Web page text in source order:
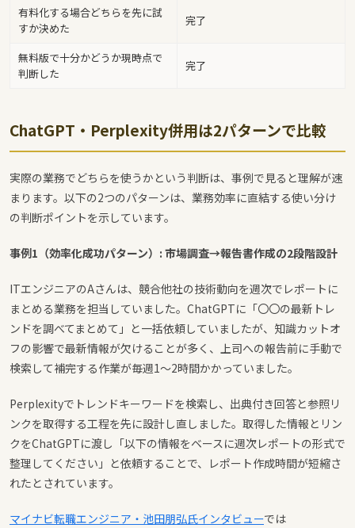
有料化する場合どちらを先に試
すか決めた
完了
無料版で十分かどうか現時点で
判断した
完了
ChatGPT・Perplexity併用は2パターンで比較
実際の業務でどちらを使うかという判断は、事例で見ると理解が速
まります。以下の2つのパターンは、業務効率に直結する使い分け
の判断ポイントを示しています。
事例1（効率化成功パターン）: 市場調査→報告書作成の2段階設計
ITエンジニアのAさんは、競合他社の技術動向を週次でレポートに
まとめる業務を担当していました。ChatGPTに「〇〇の最新トレ
ンドを調べてまとめて」と一括依頼していましたが、知識カットオ
フの影響で最新情報が欠けることが多く、上司への報告前に手動で
検索して補完する作業が毎週1〜2時間かかっていました。
Perplexityでトレンドキーワードを検索し、出典付き回答と参照リ
ンクを取得する工程を先に設計し直しました。取得した情報とリン
クをChatGPTに渡し「以下の情報をベースに週次レポートの形式で
整理してください」と依頼することで、レポート作成時間が短縮さ
れたとされています。
マイナビ転職エンジニア・池田朋弘氏インタビューでは